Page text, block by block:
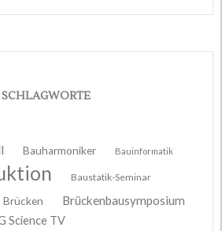
SCHLAGWORTE
Bauharmoniker Bauinformatik
Baustatik-Seminar
Brücken Brückenbausymposium
Science TV